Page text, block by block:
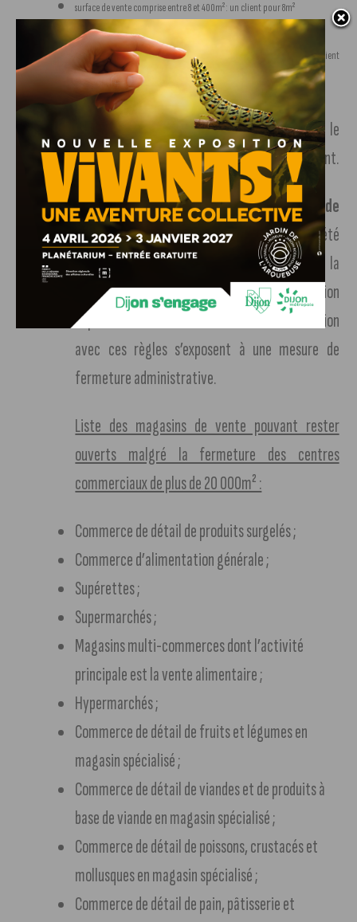
surface de vente comprise entre 8 et 400m² : un client pour 8m²
surface de vente supérieure à 400m² et inférieure à 20 000m² : un client
pour 10m².
Chaque magasin devra afficher à l’entrée le
nombre maximal de clients admis simultanément.
Des opérations de contrôles du respect de
ces nouvelles règlesont d’ores et déjà été
réalisées et se poursuivront dans l’intérêt de la
sécurité sanitaire de la population
départementale. Les commerces en infraction
avec ces règles s’exposent à une mesure de
fermeture administrative.
Liste des magasins de vente pouvant rester
ouverts malgré la fermeture des centres
commerciaux de plus de 20 000m² :
Commerce de détail de produits surgelés ;
Commerce d’alimentation générale ;
Supérettes ;
Supermarchés ;
Magasins multi-commerces dont l’activité
principale est la vente alimentaire ;
Hypermarchés ;
Commerce de détail de fruits et légumes en
magasin spécialisé ;
Commerce de détail de viandes et de produits à
base de viande en magasin spécialisé ;
Commerce de détail de poissons, crustacés et
mollusques en magasin spécialisé ;
Commerce de détail de pain, pâtisserie et